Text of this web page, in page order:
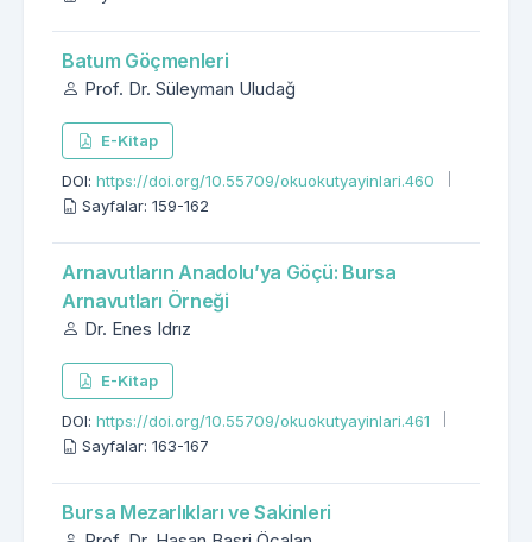
Batum Göçmenleri
Prof. Dr. Süleyman Uludağ
E-Kitap
DOI: https://doi.org/10.55709/okuokutyayinlari.460
Sayfalar: 159-162
Arnavutların Anadolu’ya Göçü: Bursa
Arnavutları Örneği
Dr. Enes Idrız
E-Kitap
DOI: https://doi.org/10.55709/okuokutyayinlari.461
Sayfalar: 163-167
Bursa Mezarlıkları ve Sakinleri